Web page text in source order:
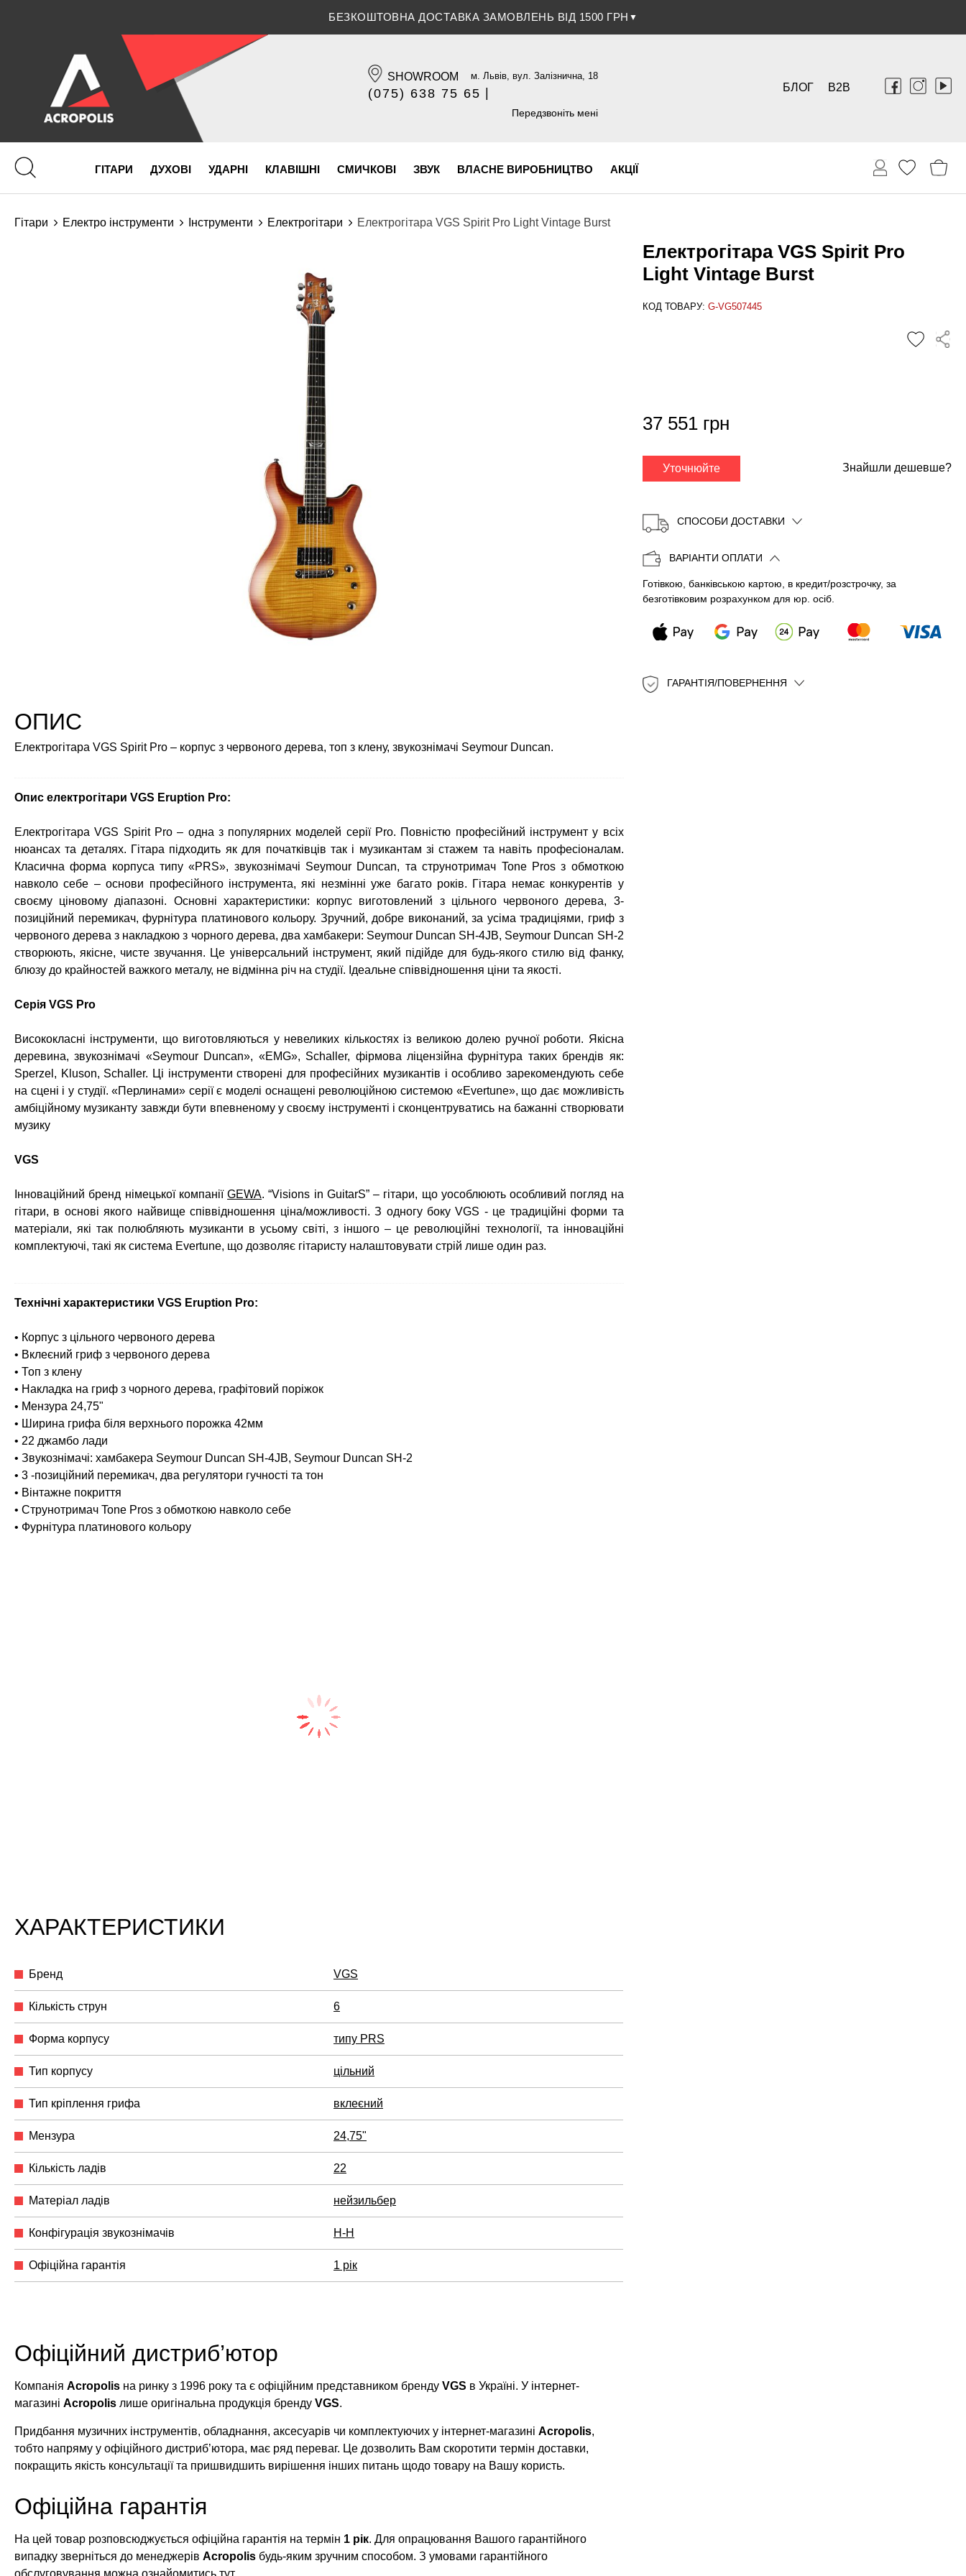
ЗНИЖКА 5% ПРИ ОПЛАТІ БАНКІВСЬКОЮ КАРТКОЮ▼
SHOWROOM м. Львів, вул. Залізнична, 18
(075) 638 75 65
(096) 609 84 32
Передзвоніть мені
B2B
БЛОГ
ГІТАРИ ДУХОВІ УДАРНІ КЛАВІШНІ СМИЧКОВІ ЗВУК ВЛАСНЕ ВИРОБНИЦТВО АКЦІЇ
Гітари Електро інструменти Інструменти Електрогітари Електрогітара VGS Spirit Pro Light Vintage Burst
Електрогітара VGS Spirit Pro
Light Vintage Burst
КОД ТОВАРУ: G-VG507445
Копіювати
37 551 грн
Уточнюйте Знайшли дешевше?
СПОСОБИ ДОСТАВКИ
ВАРІАНТИ ОПЛАТИ
Готівкою, банківською картою, в кредит/розстрочку, за
безготівковим розрахунком для юр. осіб.
ГАРАНТІЯ/ПОВЕРНЕННЯ
ОПИС
Електрогітара VGS Spirit Pro – корпус з червоного дерева, топ з клену, звукознімачі Seymour Duncan.
Опис електрогітари VGS Eruption Pro:
Електрогітара VGS Spirit Pro – одна з популярних моделей серії Pro. Повністю професійний інструмент у всіх
нюансах та деталях. Гітара підходить як для початківців так і музикантам зі стажем та навіть професіоналам.
Класична форма корпуса типу «PRS», звукознімачі Seymour Duncan, та струнотримач Tone Pros з обмоткою
навколо себе – основи професійного інструмента, які незмінні уже багато років. Гітара немає конкурентів у
своєму ціновому діапазоні. Основні характеристики: корпус виготовлений з цільного червоного дерева, 3-
позиційний перемикач, фурнітура платинового кольору. Зручний, добре виконаний, за усіма традиціями, гриф з
червоного дерева з накладкою з чорного дерева, два хамбакери: Seymour Duncan SH-4JB, Seymour Duncan SH-2
створюють, якісне, чисте звучання. Це універсальний інструмент, який підійде для будь-якого стилю від фанку,
блюзу до крайностей важкого металу, не відмінна річ на студії. Ідеальне співвідношення ціни та якості.
Серія VGS Pro
Висококласні інструменти, що виготовляються у невеликих кількостях із великою долею ручної роботи. Якісна
деревина, звукознімачі «Seymour Duncan», «EMG», Schaller, фірмова ліцензійна фурнітура таких брендів як:
Sperzel, Kluson, Schaller. Ці інструменти створені для професійних музикантів і особливо зарекомендують себе
на сцені і у студії. «Перлинами» серії є моделі оснащені революційною системою «Evertune», що дає можливість
амбіційному музиканту завжди бути впевненому у своєму інструменті і сконцентруватись на бажанні створювати
музику
VGS
Інноваційний бренд німецької компаніїGEWA. “Visions in GuitarS” – гітари, що уособлюють особливий погляд на
гітари, в основі якого найвище співвідношення ціна/можливості. З одногу боку VGS - це традиційні форми та
матеріали, які так полюбляють музиканти в усьому світі, з іншого – це революційні технології, та інноваційні
комплектуючі, такі як система Evertune, що дозволяє гітаристу налаштовувати стрій лише один раз.
Технічні характеристики VGS Eruption Pro:
• Корпус з цільного червоного дерева
• Вклеєний гриф з червоного дерева
• Топ з клену
• Накладка на гриф з чорного дерева, графітовий поріжок
• Мензура 24,75"
• Ширина грифа біля верхнього порожка 42мм
• 22 джамбо лади
• Звукознімачі: хамбакера Seymour Duncan SH-4JB, Seymour Duncan SH-2
• 3 -позиційний перемикач, два регулятори гучності та тон
• Вінтажне покриття
• Cтрунотримач Tone Pros з обмоткою навколо себе
• Фурнітура платинового кольору
ХАРАКТЕРИСТИКИ
Бренд VGS
Кількість струн 6
Форма корпусу типу PRS
Тип корпусу цільний
Тип кріплення грифа вклеєний
Мензура 24,75"
Кількість ладів 22
Матеріал ладів нейзильбер
Конфігурація звукознімачів H-H
Офіційна гарантія 1 рік
Офіційний дистриб’ютор
Компанія Acropolis на ринку з 1996 року та є офіційним представником бренду VGS в Україні. У інтернет-
магазині Acropolis лише оригінальна продукція бренду VGS.
Придбання музичних інструментів, обладнання, аксесуарів чи комплектуючих у інтернет-магазині Acropolis,
тобто напряму у офіційного дистриб’ютора, має ряд переваг. Це дозволить Вам скоротити термін доставки,
покращить якість консультації та пришвидшить вирішення інших питань щодо товару на Вашу користь.
Офіційна гарантія
На цей товар розповсюджується офіційна гарантія на термін 1 рік. Для опрацювання Вашого гарантійного
випадку зверніться до менеджерів Acropolis будь-яким зручним способом. З умовами гарантійного
обслуговування можна ознайомитись тут.